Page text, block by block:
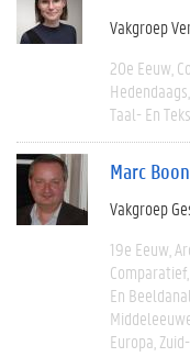
Vakgroep
20e Eeuw
Hedendaags
Taal- En
Marc
Vakgroep
19e Eeuw
Comparatief
En
Europa